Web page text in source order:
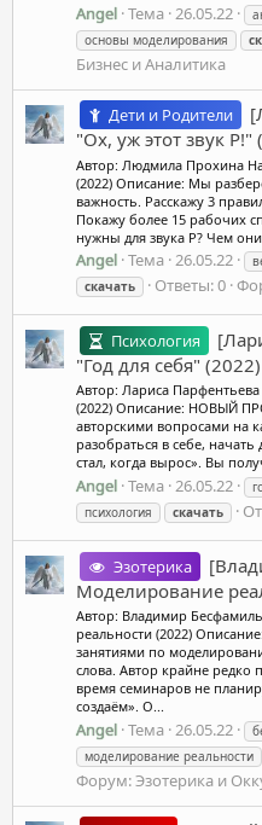
Angel Тема 26.05.22
основы моделирования
Бизнес и Аналитика
Дети и Родители
"Ох, уж этот звук Р!"
Автор: Людмила Прохина
(2022) Описание: Мы
важность. Расскажу 3
Покажу более 15 рабочих
нужны для звука Р? Чем они
Angel Тема 26.05.22
скачать
Ответы: 0
Психология
"Год для себя" (2022)
Автор: Лариса
(2022) Описание: НОВЫЙ
авторскими вопросами на
разобраться в себе,
стал, когда вырос». Вы
Angel Тема 26.05.22
психология
скачать
Эзотерика
Моделирование
Автор: Владимир
реальности (2022)
занятиями по
слова. Автор крайне
время семинаров не
создаём». О...
Angel Тема 26.05.22
моделирование реальности
Форум:Эзотерика и